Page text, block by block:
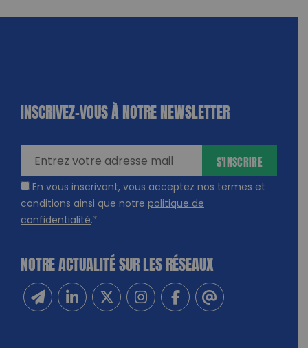
INSCRIVEZ-VOUS À NOTRE NEWSLETTER
En vous inscrivant, vous acceptez nos termes et
conditions ainsi que notre politique de
confidentialité.*
S'INSCRIRE
NOTRE ACTUALITÉ SUR LES RÉSEAUX